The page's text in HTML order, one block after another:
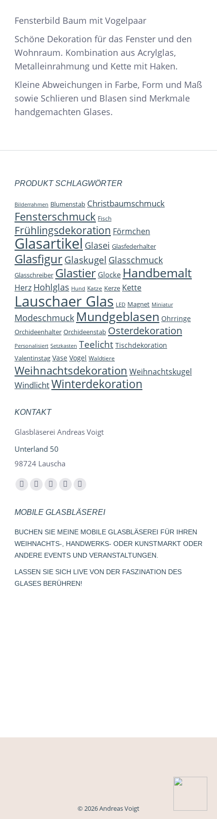
Fensterbild Baum mit Vogelpaar
Schöne Dekoration für das Fenster und den
Wohnraum. Kombination aus Acrylglas,
Metalleinrahmung und Kette mit Haken.
Kleine Abweichungen in Farbe, Form und Maß
sowie Schlieren und Blasen sind Merkmale
handgemachten Glases.
PRODUKT SCHLAGWÖRTER
Bilderrahmen Blumenstab Christbaumschmuck
Fensterschmuck Fisch
Frühlingsdekoration Förmchen
Glasartikel Glasei Glasfederhalter
Glasfigur Glaskugel Glasschmuck
Glasschreiber Glastier Glocke Handbemalt
Herz Hohlglas Hund Katze Kerze Kette
Lauschaer Glas LED Magnet Miniatur
Modeschmuck Mundgeblasen Ohrringe
Orchideenhalter Orchideenstab Osterdekoration
Personalisiert Setzkasten Teelicht Tischdekoration
Valentinstag Vase Vogel Waldtiere
Weihnachtsdekoration Weihnachtskugel
WindlichtWinterdekoration
KONTAKT
Glasbläserei Andreas Voigt
Unterland 50
98724 Lauscha
Finden Sie uns auf:
Facebook
opens
in
new
window
YouTube
opens
in
new
window
Instagram
opens
in
new
window
E-
page
opens
in
new
Whatsapp
opens
in
new
window
MOBILE GLASBLÄSEREI
BUCHEN SIE MEINE MOBILE GLASBLÄSEREI FÜR IHREN
WEIHNACHTS-, HANDWERKS- ODER KUNSTMARKT ODER
ANDERE EVENTS UND VERANSTALTUNGEN.
LASSEN SIE SICH LIVE VON DER FASZINATION DES
GLASES BERÜHREN!
© 2026 Andreas Voigt